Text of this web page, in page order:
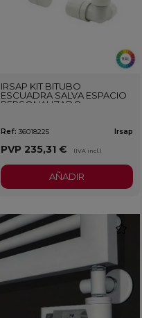
IRSAP KIT BITUBO
ESCUADRA SALVA ESPACIO
PERSONALIZADO
Ref: 36018225 Irsap
PVP 235,31 € (IVA incl.)
AÑADIR